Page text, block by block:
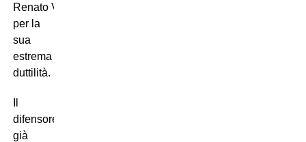
Renato Veiga soprattutto
per la
sua
estrema
duttilità.
difensore ha
già